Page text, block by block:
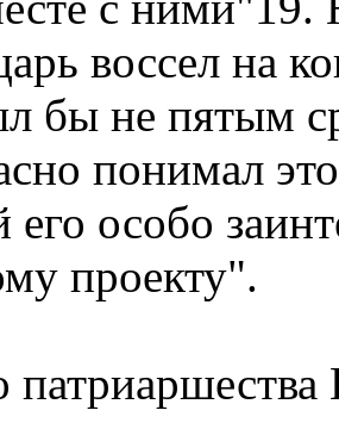
воссел на
бы не пятым
понимал
особо
пpоекту".
патpиаpшества